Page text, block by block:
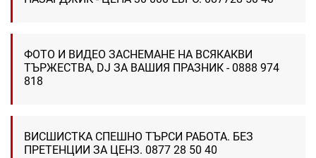
ФОТО И ВИДЕО ЗАСНЕМАНЕ НА ВСЯКАКВИ
ТЪРЖЕСТВА, DJ ЗА ВАШИЯ ПРАЗНИК - 0888 974
818
ВИСШИСТКА СПЕШНО ТЪРСИ РАБОТА. БЕЗ
ПРЕТЕНЦИИ ЗА ЦЕНЗ. 0877 28 50 40